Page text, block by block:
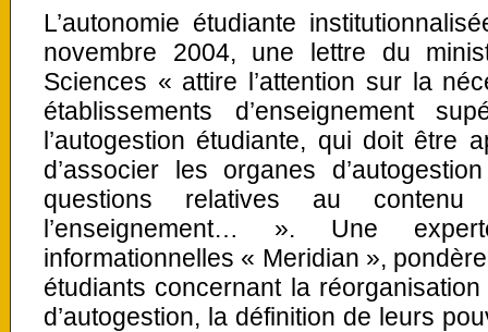
L’autonomie étudiante
novembre 2004, une lettre du
Sciences « attire l’attention sur la
établissements d’enseignement
l’autogestion étudiante, qui doit être
d’associer les organes
questions relatives au
l’enseignement… ». Une
informationnelles « Meridian »,
étudiants concernant la
d’autogestion, la définition de leurs